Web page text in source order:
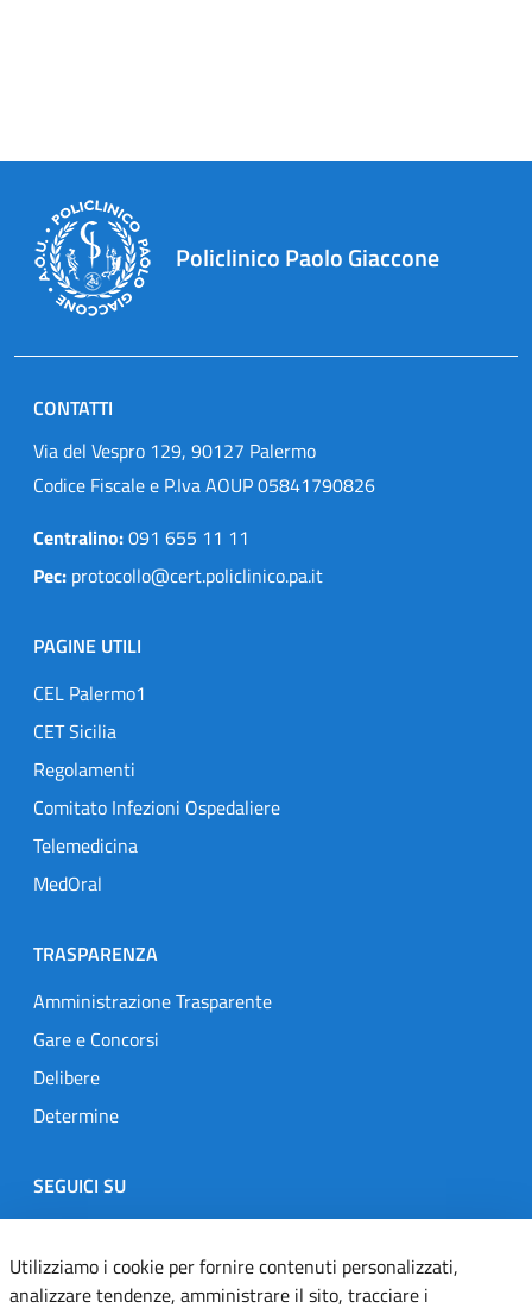
Policlinico Paolo Giaccone
CONTATTI
Via del Vespro 129, 90127 Palermo
Codice Fiscale e P.Iva AOUP 05841790826
Centralino:091 655 11 11
Pec: protocollo@cert.policlinico.pa.it
PAGINE UTILI
CEL Palermo1
CET Sicilia
Regolamenti
Comitato Infezioni Ospedaliere
Telemedicina
MedOral
TRASPARENZA
Amministrazione Trasparente
Gare e Concorsi
Delibere
Determine
SEGUICI SU
Designers Italia
TwitterInstagramYoutubeLinkedin
Utilizziamo i cookie per fornire contenuti personalizzati,
analizzare tendenze, amministrare il sito, tracciare i